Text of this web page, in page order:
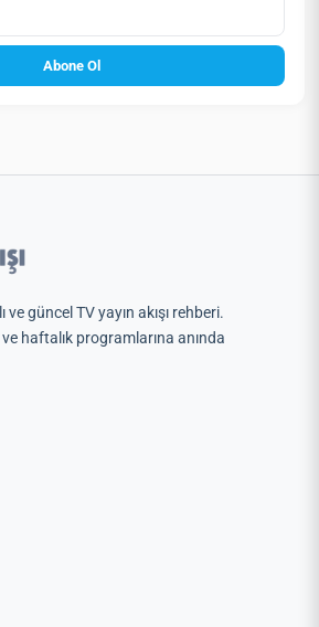
Abone Ol
güncel TV yayın akışı rehberi.
haftalık programlarına anında